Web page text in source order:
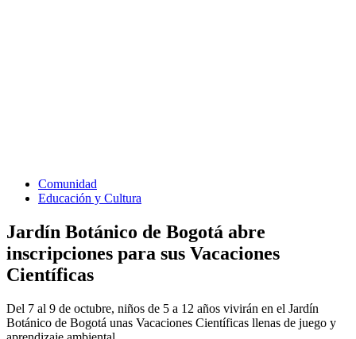
Comunidad
Educación y Cultura
Jardín Botánico de Bogotá abre
inscripciones para sus Vacaciones
Científicas
Del 7 al 9 de octubre, niños de 5 a 12 años vivirán en el Jardín
Botánico de Bogotá unas Vacaciones Científicas llenas de juego y